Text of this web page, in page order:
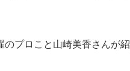
のプロこと 山崎美香さんが